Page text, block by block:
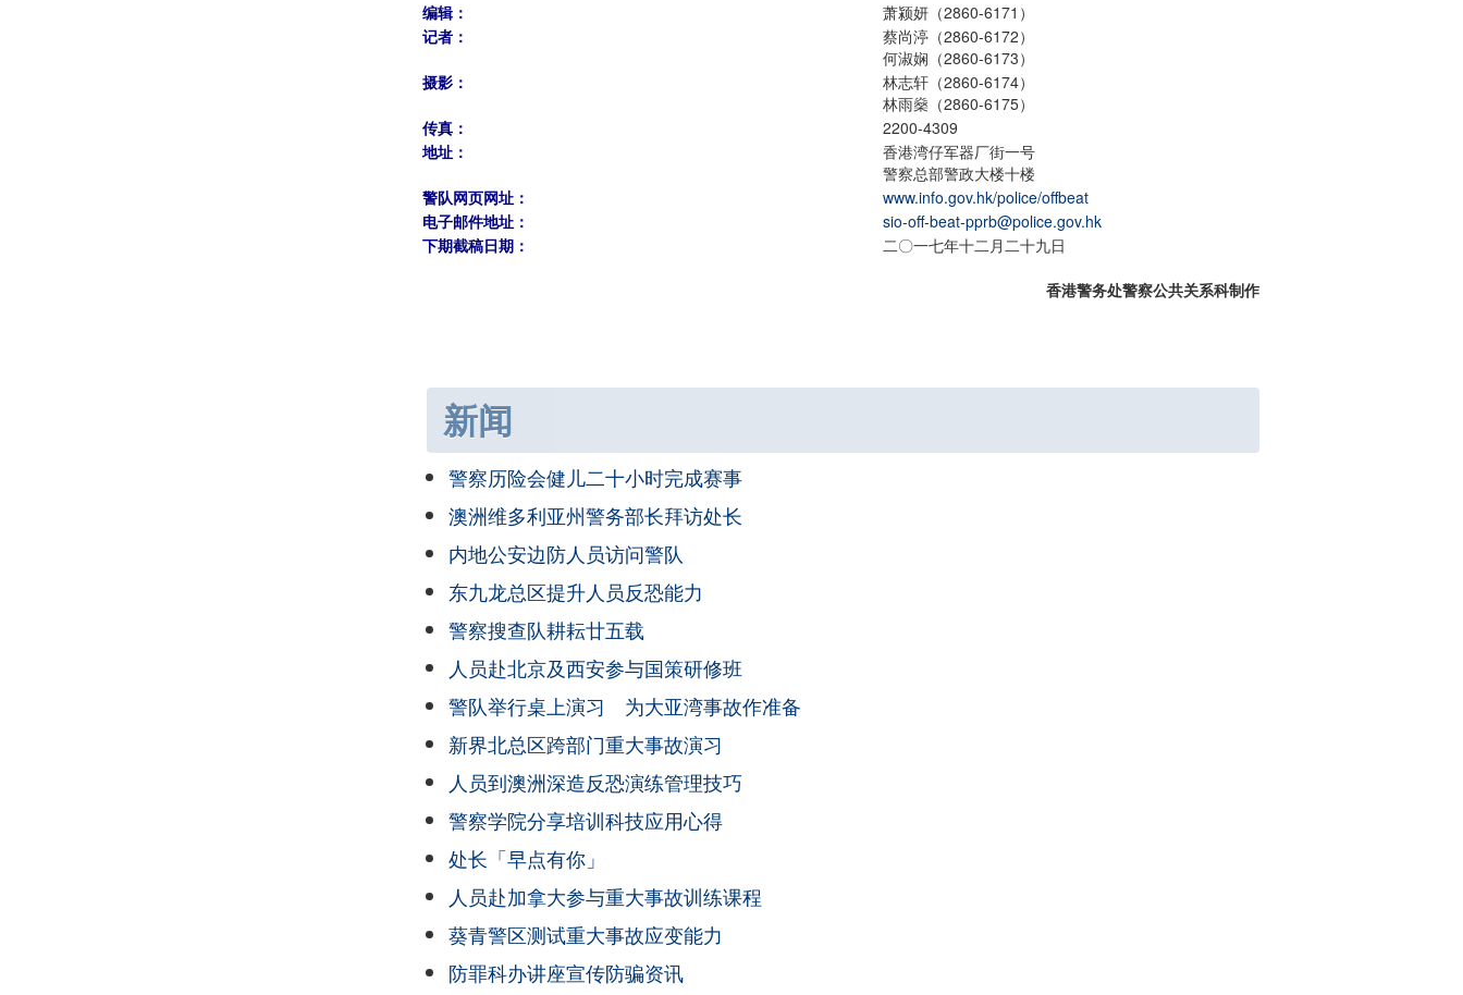
编辑：
萧颍妍（2860-6171）
记者：
蔡尚渟（2860-6172）
何淑娴（2860-6173）
摄影：
林志轩（2860-6174）
林雨燊（2860-6175）
传真：
2200-4309
地址：
香港湾仔军器厂街一号
警察总部警政大楼十楼
警队网页网址：
www.info.gov.hk/police/offbeat
电子邮件地址：
sio-off-beat-pprb@police.gov.hk
下期截稿日期：
二〇一七年十二月二十九日
香港警务处警察公共关系科制作
新闻
警察历险会健儿二十小时完成赛事
澳洲维多利亚州警务部长拜访处长
内地公安边防人员访问警队
东九龙总区提升人员反恐能力
警察搜查队耕耘廿五载
人员赴北京及西安参与国策研修班
警队举行桌上演习 为大亚湾事故作准备
新界北总区跨部门重大事故演习
人员到澳洲深造反恐演练管理技巧
警察学院分享培训科技应用心得
处长「早点有你」
人员赴加拿大参与重大事故训练课程
葵青警区测试重大事故应变能力
防罪科办讲座宣传防骗资讯